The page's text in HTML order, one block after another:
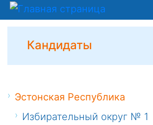
Кандидаты
Эстонская Республика
Избирательный округ № 1